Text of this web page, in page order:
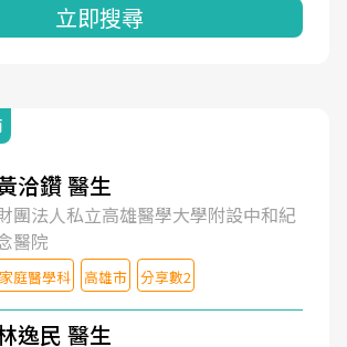
立即搜尋
洽鑽 醫生
團法人私立高雄醫學大學附設中和紀
醫院
家庭醫學科 高雄市 分享數2
逸民 醫生